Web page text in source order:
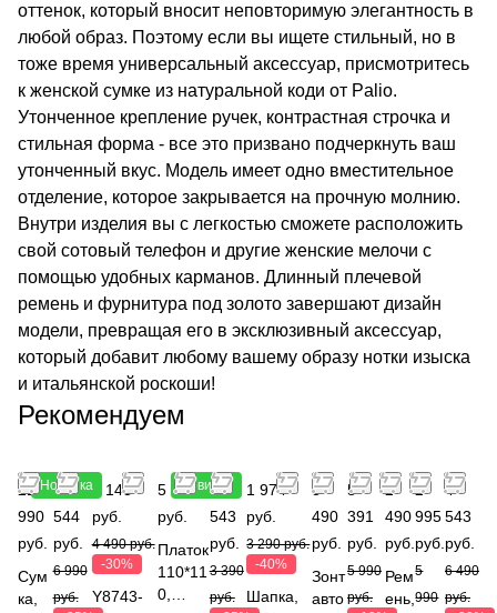
оттенок, который вносит неповторимую элегантность в
любой образ. Поэтому если вы ищете стильный, но в
тоже время универсальный аксессуар, присмотритесь
к женской сумке из натуральной коди от Palio.
Утонченное крепление ручек, контрастная строчка и
стильная форма - все это призвано подчеркнуть ваш
утонченный вкус. Модель имеет одно вместительное
отделение, которое закрывается на прочную молнию.
Внутри изделия вы с легкостью сможете расположить
свой сотовый телефон и другие женские мелочи с
помощью удобных карманов. Длинный плечевой
ремень и фурнитура под золото завершают дизайн
модели, превращая его в эксклюзивный аксессуар,
который добавит любому вашему образу нотки изыска
и итальянской роскоши!
Рекомендуем
Новинка
21
990
руб.
Сум
ка,
4
544
руб.
6 990
руб.
3 143
руб.
4 490 руб.
-30%
Y8743-
Новинка
5 990
руб.
Платок
110*11
0,
2
543
руб.
3 390
руб.
1 974
руб.
3 290 руб.
-40%
Шапка,
3
490
руб.
Зонт
авто
5
391
руб.
5 990
руб.
2
490
руб.
Рем
ень,
2
995
руб.
5
990
4
543
руб.
6 490
руб.